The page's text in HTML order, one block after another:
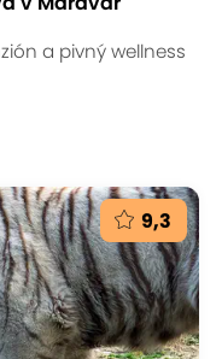
a pivný wellness
9,3